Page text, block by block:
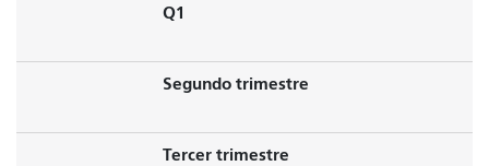
Q1
Segundo trimestre
Tercer trimestre